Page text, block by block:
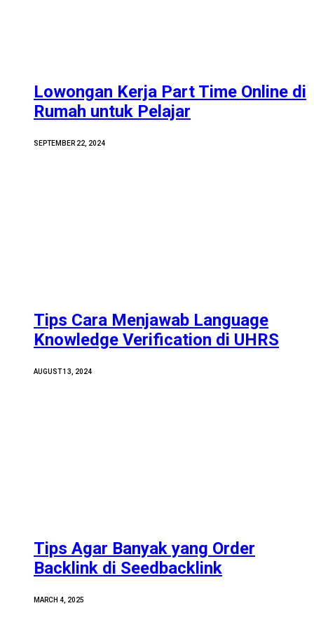
Lowongan Kerja Part Time Online di
Rumah untuk Pelajar
SEPTEMBER 22, 2024
Tips Cara Menjawab Language
Knowledge Verification di UHRS
AUGUST 13, 2024
Tips Agar Banyak yang Order
Backlink di Seedbacklink
MARCH 4, 2025